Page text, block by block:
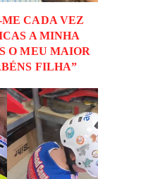
ME CADA VEZ
A MINHA
O MEU MAIOR
FILHA”